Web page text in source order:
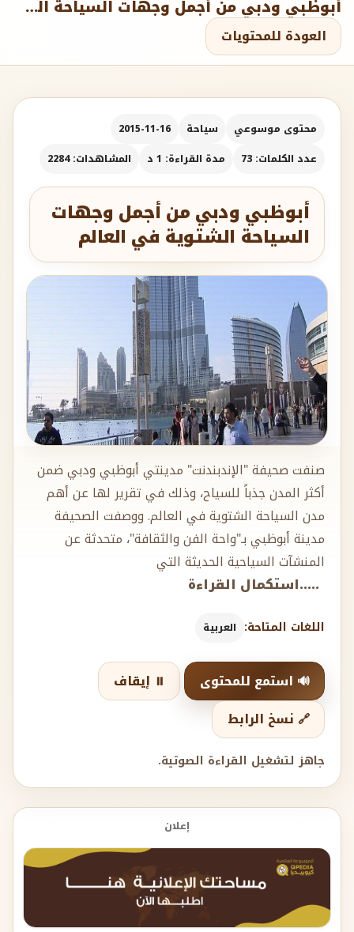
أبوظبي ودبي من أجمل وجهات السياحة الشتوية في العالم
العودة للمحتويات
محتوى موسوعي سياحة
2015-11-16
عدد الكلمات: 73
مدة القراءة: 1 د المشاهدات: 2284
أبوظبي ودبي من أجمل وجهات
السياحة الشتوية في العالم
صنفت صحيفة "الإندبندنت" مدينتي أبوظبي ودبي ضمن
أكثر المدن جذباً للسياح، وذلك في تقرير لها عن أهم
مدن السياحة الشتوية في العالم. ووصفت الصحيفة
مدينة أبوظبي بـ"واحة الفن والثقافة"، متحدثة عن
المنشآت السياحية الحديثة التي
.....استكمال القراءة
اللغات المتاحة: العربية
🔊 استمع للمحتوى
⏸️ إيقاف
🔗 نسخ الرابط
جاهز لتشغيل القراءة الصوتية.
إعلان